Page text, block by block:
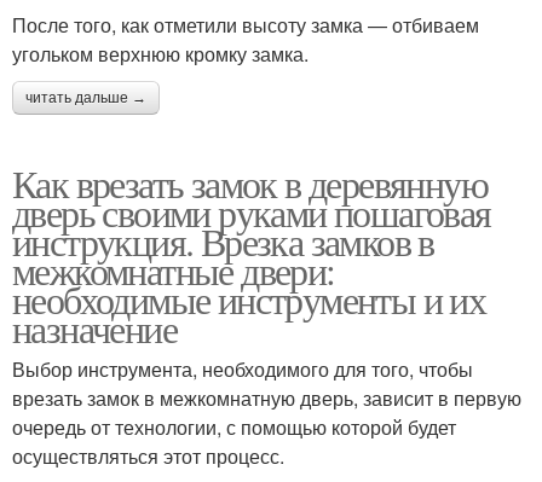
После того, как отметили высоту замка — отбиваем
угольком верхнюю кромку замка.
читать дальше →
Как врезать замок в деревянную
дверь своими руками пошаговая
инструкция. Врезка замков в
межкомнатные двери:
необходимые инструменты и их
назначение
Выбор инструмента, необходимого для того, чтобы
врезать замок в межкомнатную дверь, зависит в первую
очередь от технологии, с помощью которой будет
осуществляться этот процесс.